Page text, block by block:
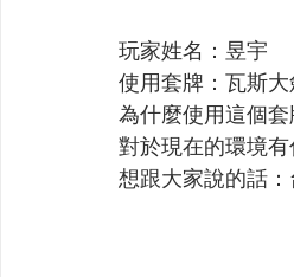
玩家姓名：昱宇
使用套牌：瓦斯大
為什麼使用這個
對於現在的環境
想跟大家說的話：